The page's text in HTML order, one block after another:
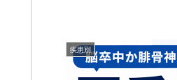
疾患別